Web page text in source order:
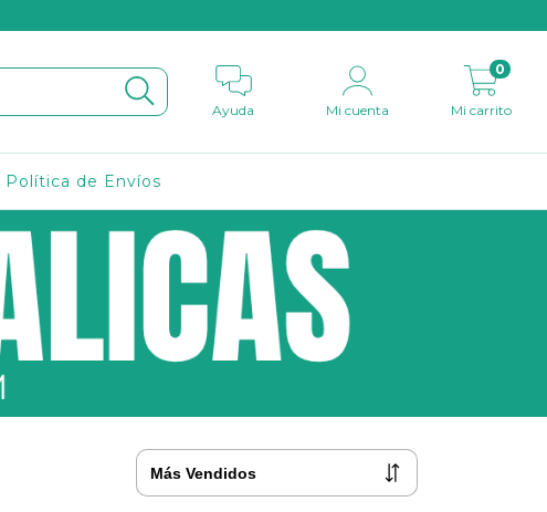
Ayuda Mi cuenta Mi carrito
0
Política de Envíos